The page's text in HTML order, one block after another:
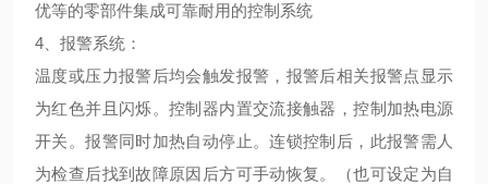
优等的零部件集成可靠耐用的控制系统
4、 报警系统 ：
温度或压力报警后均会触发报警，报警后相关报警点显示
为红色并且闪烁。控制器内置交流接触器，控制加热电源
开关。报警同时加热自动停止。连锁控制后，此报警需人
为检查后找到故障原因后方可手动恢复。（也可设定为自